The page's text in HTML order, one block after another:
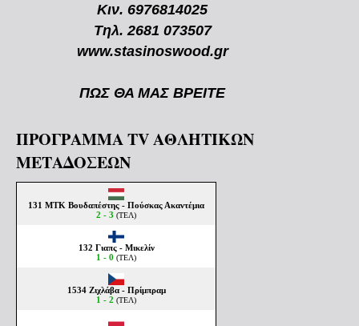
Κιν. 6976814025
Τηλ. 2681 073507
www.stasinoswood.gr
ΠΩΣ ΘΑ ΜΑΣ ΒΡΕΙΤΕ
ΠΡΟΓΡΑΜΜΑ TV ΑΘΛΗΤΙΚΩΝ
ΜΕΤΑΔΟΣΕΩΝ